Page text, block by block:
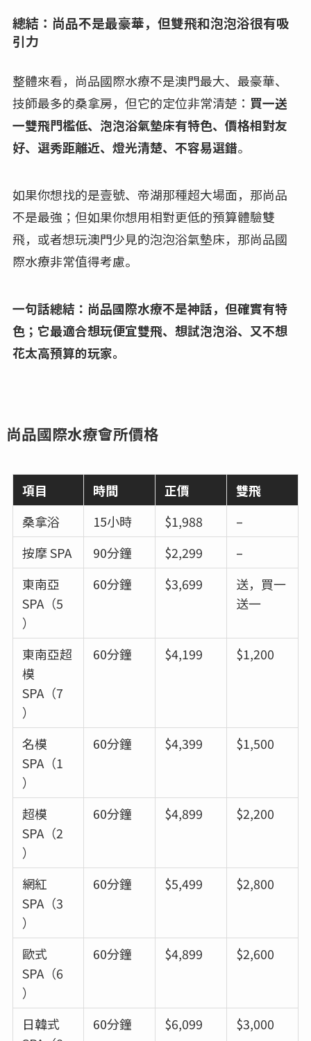
總結：尚品不是最豪華，但雙飛和泡泡浴很有吸
引力
整體來看，尚品國際水療不是澳門最大、最豪華、
技師最多的桑拿房，但它的定位非常清楚： 買一送
一雙飛門檻低、泡泡浴氣墊床有特色、價格相對友
好、選秀距離近、燈光清楚、不容易選錯。
如果你想找的是壹號、帝湖那種超大場面，那尚品
不是最強；但如果你想用相對更低的預算體驗雙
飛，或者想玩澳門少見的泡泡浴氣墊床，那尚品國
際水療非常值得考慮。
一句話總結：尚品國際水療不是神話，但確實有特
色；它最適合想玩便宜雙飛、想試泡泡浴、又不想
花太高預算的玩家。
尚品國際水療會所價格
項目 時間 正價
雙飛
桑拿浴
15小時 $1,988
–
按摩 SPA
90分鐘 $2,299
–
東南亞
SPA（5
）
60分鐘 $3,699
送，買一
送一
東南亞超
模
SPA（7
）
60分鐘 $4,199 $1,200
名模
SPA（1
）
60分鐘 $4,399 $1,500
超模
SPA（2
）
60分鐘 $4,899 $2,200
網紅
SPA（3
）
60分鐘 $5,499 $2,800
歐式
SPA（6
）
60分鐘 $4,899 $2,600
日韓式
60分鐘 $6,099 $3,000